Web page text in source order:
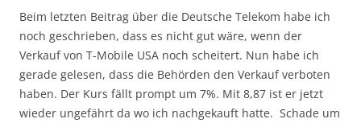
Beim letzten Beitrag über die Deutsche Telekom habe ich
noch geschrieben, dass es nicht gut wäre, wenn der
Verkauf von T-Mobile USA noch scheitert. Nun habe ich
gerade gelesen, dass die Behörden den Verkauf verboten
haben. Der Kurs fällt prompt um 7%. Mit 8,87 ist er jetzt
wieder ungefährt da wo ich nachgekauft hatte. Schade um